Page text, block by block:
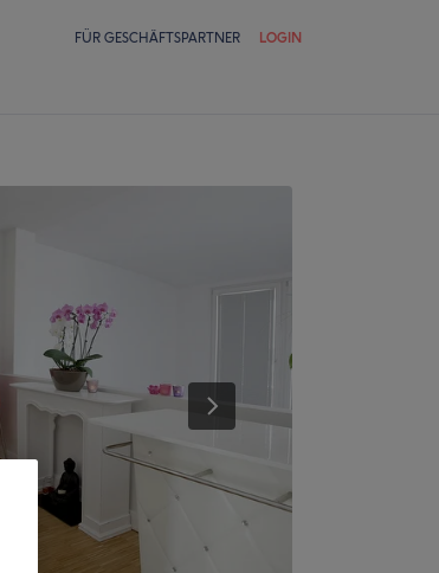
FÜR GESCHÄFTSPARTNER LOGIN